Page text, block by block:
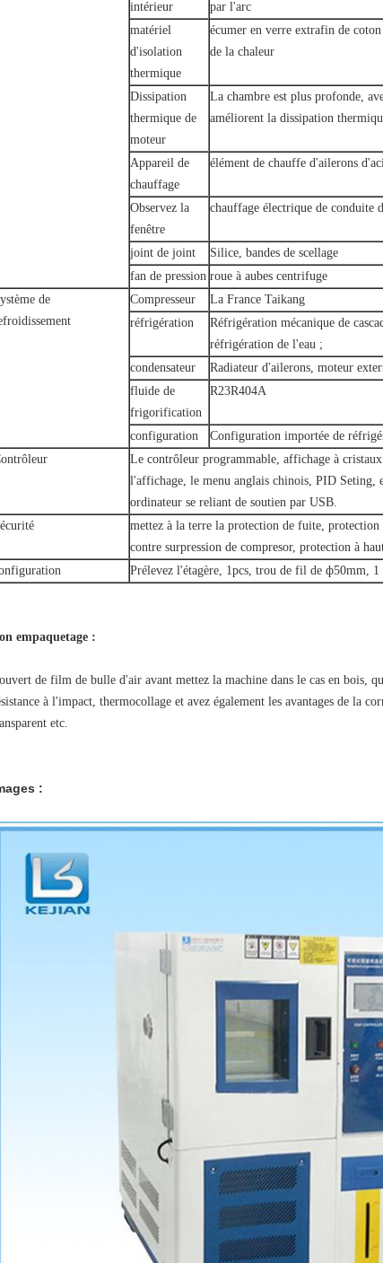
intérieur
par l'arc
matériel
d'isolation
thermique
écumer en verre extrafin de
de la chaleur
Dissipation
thermique de
moteur
La chambre est plus profonde,
améliorent la dissipation
Appareil de
chauffage
élément de chauffe d'ailerons
Observez la
fenêtre
chauffage électrique de conduite
joint de joint
Silice, bandes de scellage
fan de pression roue à aubes centrifuge
de
Compresseur
La France Taikang
réfrigération
Réfrigération mécanique de
réfrigération de l'eau ;
condensateur
Radiateur d'ailerons, moteur
fluide de
frigorification
R23R404A
configuration
Configuration importée de
Le contrôleur programmable, affichage à
l'affichage, le menu anglais chinois, PID Seting,
ordinateur se reliant de soutien par USB.
mettez à la terre la protection de fuite,
contre surpression de compresor, protection à
Prélevez l'étagère, 1pcs, trou de fil de ф50mm, 1
empaquetage :
de film de bulle d'air avant mettez la machine dans le cas en bois,
à l'impact, thermocollage et avez également les avantages de la
etc.
: